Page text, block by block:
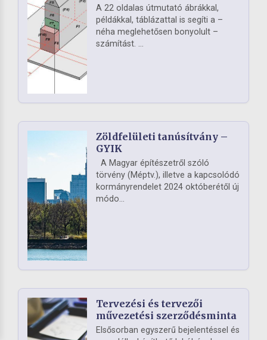
A 22 oldalas útmutató ábrákkal,
példákkal, táblázattal is segíti a –
néha meglehetősen bonyolult –
számítást. ...
Zöldfelületi tanúsítvány –
GYIK
A Magyar építészetről szóló
törvény (Méptv.), illetve a kapcsolódó
kormányrendelet 2024 októberétől új
módo...
Tervezési és tervezői
művezetési szerződésminta
Elsősorban egyszerű bejelentéssel és